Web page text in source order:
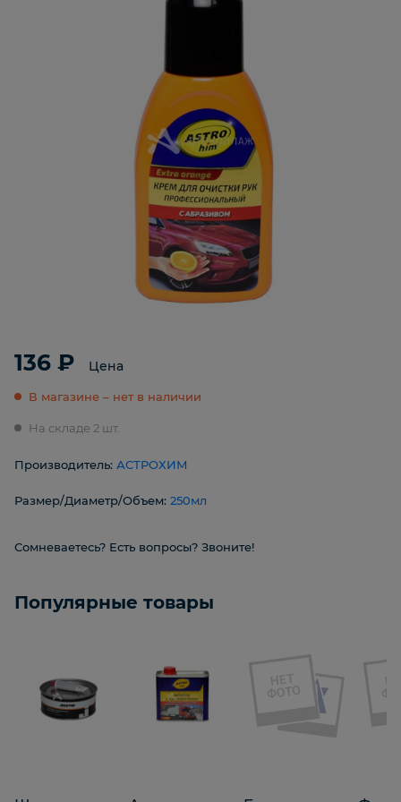
136 ₽ Цена
В магазине – нет в наличии
На складе 2 шт.
Производитель: АСТРОХИМ
Размер/Диаметр/Объем: 250мл
Сомневаетесь? Есть вопросы? Звоните!
Популярные товары